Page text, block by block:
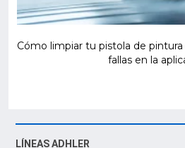
Cómo limpiar tu pistola de
fallas en la
LÍNEAS ADHLER